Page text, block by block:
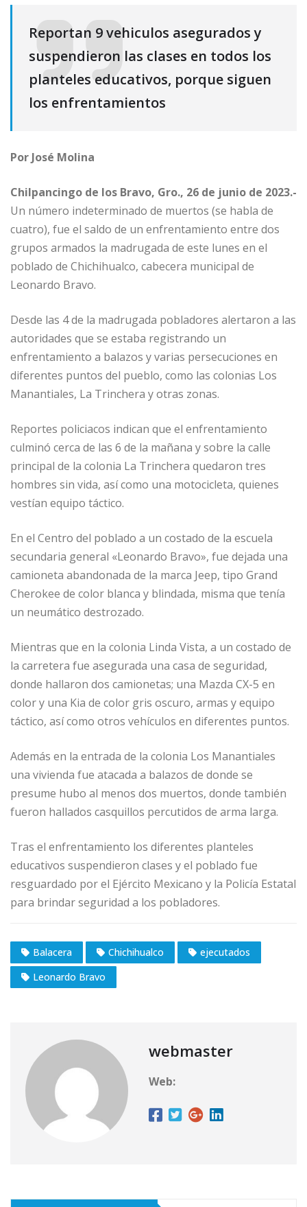
Reportan 9 vehiculos asegurados y
suspendieron las clases en todos los
planteles educativos, porque siguen
los enfrentamientos
Por José Molina
Chilpancingo de los Bravo, Gro., 26 de junio de 2023.-
Un número indeterminado de muertos (se habla de
cuatro), fue el saldo de un enfrentamiento entre dos
grupos armados la madrugada de este lunes en el
poblado de Chichihualco, cabecera municipal de
Leonardo Bravo.
Desde las 4 de la madrugada pobladores alertaron a las
autoridades que se estaba registrando un
enfrentamiento a balazos y varias persecuciones en
diferentes puntos del pueblo, como las colonias Los
Manantiales, La Trinchera y otras zonas.
Reportes policiacos indican que el enfrentamiento
culminó cerca de las 6 de la mañana y sobre la calle
principal de la colonia La Trinchera quedaron tres
hombres sin vida, así como una motocicleta, quienes
vestían equipo táctico.
En el Centro del poblado a un costado de la escuela
secundaria general «Leonardo Bravo», fue dejada una
camioneta abandonada de la marca Jeep, tipo Grand
Cherokee de color blanca y blindada, misma que tenía
un neumático destrozado.
Mientras que en la colonia Linda Vista, a un costado de
la carretera fue asegurada una casa de seguridad,
donde hallaron dos camionetas; una Mazda CX-5 en
color y una Kia de color gris oscuro, armas y equipo
táctico, así como otros vehículos en diferentes puntos.
Además en la entrada de la colonia Los Manantiales
una vivienda fue atacada a balazos de donde se
presume hubo al menos dos muertos, donde también
fueron hallados casquillos percutidos de arma larga.
Tras el enfrentamiento los diferentes planteles
educativos suspendieron clases y el poblado fue
resguardado por el Ejército Mexicano y la Policía Estatal
para brindar seguridad a los pobladores.
Balacera Chichihualco
ejecutados
Leonardo Bravo
webmaster
Web: